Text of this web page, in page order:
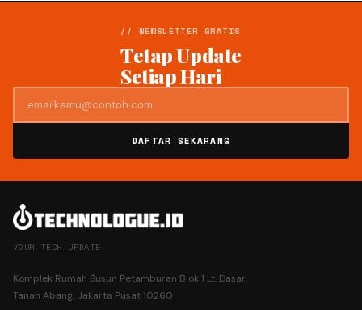
// NEWSLETTER GRATIS
Tetap Update
Setiap Hari
DAFTAR SEKARANG
YOUR TECH UPDATE
Komplek Rumah Susun Petamburan Blok 1 Lt. Dasar,
Tanah Abang, Jakarta Pusat 10260